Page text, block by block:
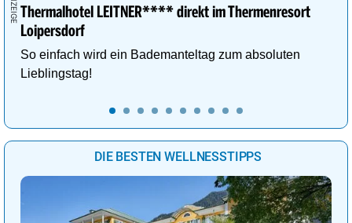
Thermalhotel LEITNER**** direkt im Thermenresort
Loipersdorf
So einfach wird ein Bademanteltag zum absoluten
Lieblingstag!
DIE BESTEN WELLNESSTIPPS